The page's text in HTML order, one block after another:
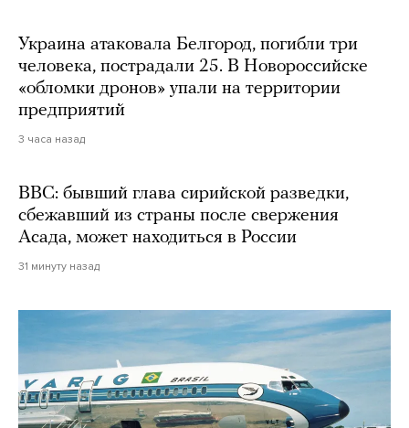
Украина атаковала Белгород, погибли три
человека, пострадали 25. В Новороссийске
«обломки дронов» упали на территории
предприятий
3 часа назад
BBC: бывший глава сирийской разведки,
сбежавший из страны после свержения
Асада, может находиться в России
31 минуту назад